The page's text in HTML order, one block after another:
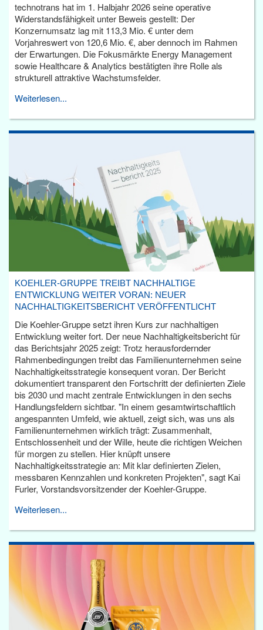
technotrans hat im 1. Halbjahr 2026 seine operative
Widerstandsfähigkeit unter Beweis gestellt: Der
Konzernumsatz lag mit 113,3 Mio. € unter dem
Vorjahreswert von 120,6 Mio. €, aber dennoch im Rahmen
der Erwartungen. Die Fokusmärkte Energy Management
sowie Healthcare & Analytics bestätigten ihre Rolle als
strukturell attraktive Wachstumsfelder.
Weiterlesen...
KOEHLER-GRUPPE TREIBT NACHHALTIGE
ENTWICKLUNG WEITER VORAN: NEUER
NACHHALTIGKEITSBERICHT VERÖFFENTLICHT
Die Koehler-Gruppe setzt ihren Kurs zur nachhaltigen
Entwicklung weiter fort. Der neue Nachhaltigkeitsbericht für
das Berichtsjahr 2025 zeigt: Trotz herausfordernder
Rahmenbedingungen treibt das Familienunternehmen seine
Nachhaltigkeitsstrategie konsequent voran. Der Bericht
dokumentiert transparent den Fortschritt der definierten Ziele
bis 2030 und macht zentrale Entwicklungen in den sechs
Handlungsfeldern sichtbar. "In einem gesamtwirtschaftlich
angespannten Umfeld, wie aktuell, zeigt sich, was uns als
Familienunternehmen wirklich trägt: Zusammenhalt,
Entschlossenheit und der Wille, heute die richtigen Weichen
für morgen zu stellen. Hier knüpft unsere
Nachhaltigkeitsstrategie an: Mit klar definierten Zielen,
messbaren Kennzahlen und konkreten Projekten", sagt Kai
Furler, Vorstandsvorsitzender der Koehler-Gruppe.
Weiterlesen...